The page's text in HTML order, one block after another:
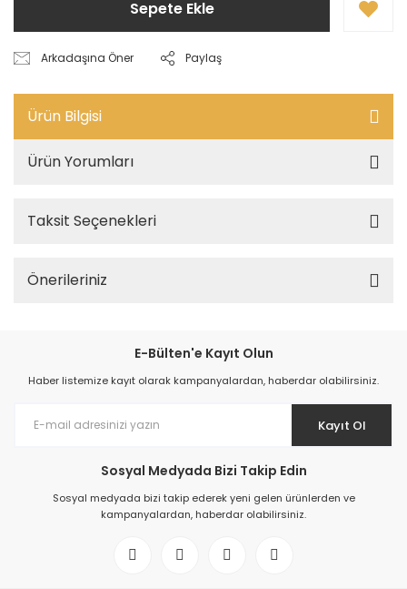
Sepete Ekle
Arkadaşına Öner Paylaş
Ürün Bilgisi
Ürün Yorumları
Taksit Seçenekleri
Önerileriniz
E-Bülten'e Kayıt Olun
Haber listemize kayıt olarak kampanyalardan, haberdar olabilirsiniz.
Kayıt Ol
Sosyal Medyada Bizi Takip Edin
Sosyal medyada bizi takip ederek yeni gelen ürünlerden ve
kampanyalardan, haberdar olabilirsiniz.